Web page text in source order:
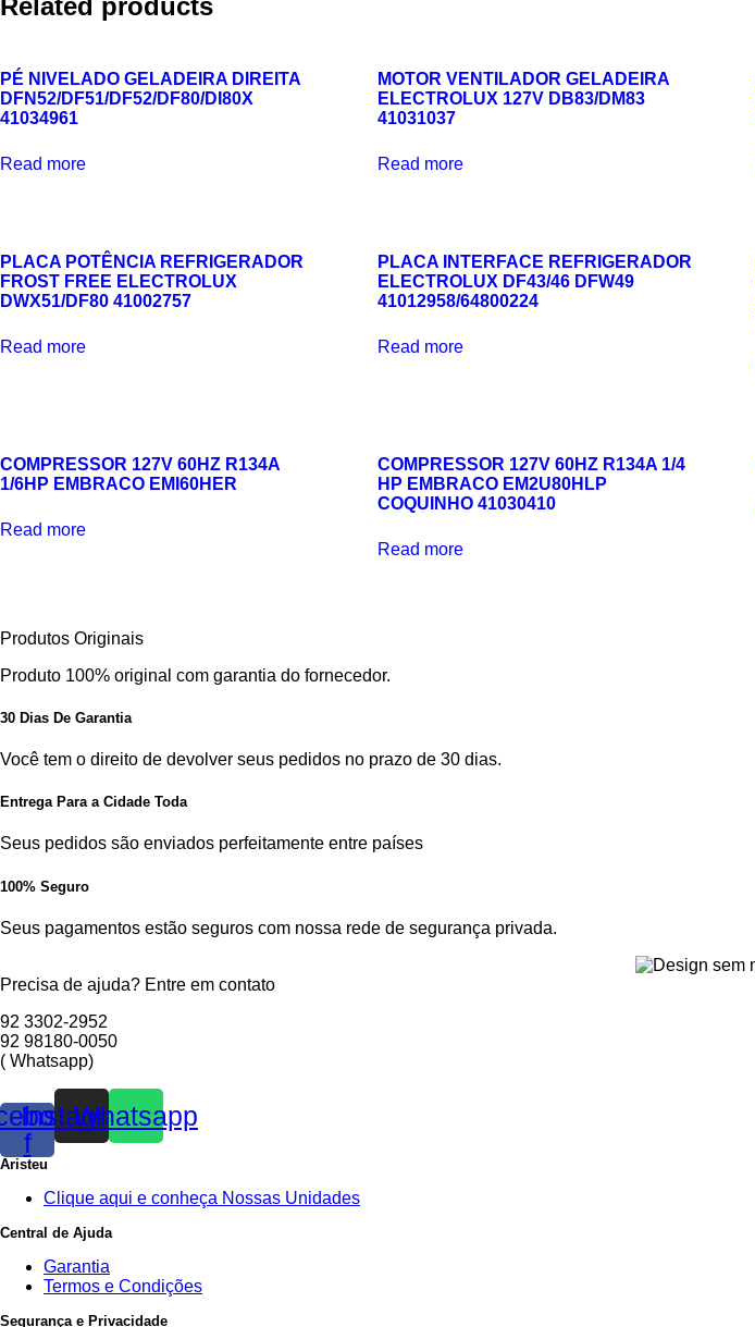
Related products
PÉ NIVELADO GELADEIRA DIREITA
DFN52/DF51/DF52/DF80/DI80X
41034961
Read more
MOTOR VENTILADOR GELADEIRA
ELECTROLUX 127V DB83/DM83
41031037
Read more
PLACA POTÊNCIA REFRIGERADOR
FROST FREE ELECTROLUX
DWX51/DF80 41002757
Read more
PLACA INTERFACE REFRIGERADOR
ELECTROLUX DF43/46 DFW49
41012958/64800224
Read more
COMPRESSOR 127V 60HZ R134A
1/6HP EMBRACO EMI60HER
Read more
COMPRESSOR 127V 60HZ R134A 1/4
HP EMBRACO EM2U80HLP
COQUINHO 41030410
Read more
Produtos Originais
Produto 100% original com garantia do fornecedor.
30 Dias De Garantia
Você tem o direito de devolver seus pedidos no prazo de 30 dias.
Entrega Para a Cidade Toda
Seus pedidos são enviados perfeitamente entre países
100% Seguro
Seus pagamentos estão seguros com nossa rede de segurança privada.
Precisa de ajuda? Entre em contato
92 3302-2952
92 98180-0050
( Whatsapp)
f
Instagram
Whatsapp
Aristeu
Clique aqui e conheça Nossas Unidades
Central de Ajuda
Garantia
Termos e Condições
Segurança e Privacidade